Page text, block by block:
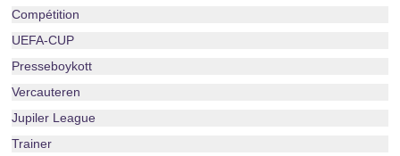
Compétition
UEFA-CUP
Presseboykott
Vercauteren
Jupiler League
Trainer